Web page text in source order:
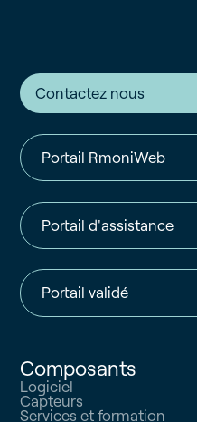
Contactez nous
Portail RmoniWeb
Portail d'assistance
Portail validé
Composants
Logiciel
Capteurs
Services et formation